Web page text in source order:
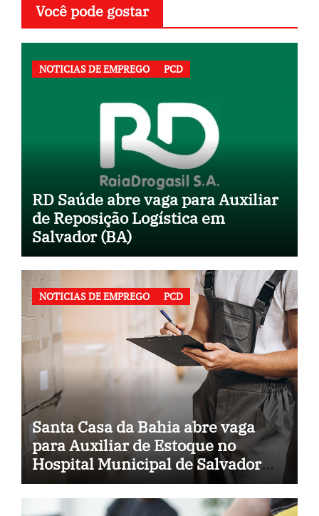
Você pode gostar
NOTICIAS DE EMPREGO PCD
RD Saúde abre vaga para Auxiliar
de Reposição Logística em
Salvador (BA)
NOTICIAS DE EMPREGO PCD
Santa Casa da Bahia abre vaga
para Auxiliar de Estoque no
Hospital Municipal de Salvador
(BA)